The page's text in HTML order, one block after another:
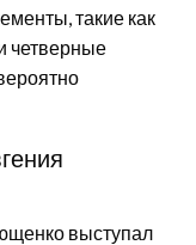
такие как
четверные
выступал